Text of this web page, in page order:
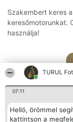
TURUL
07:11
Helló, örömmel
kattintson a
Szakembert keres
keresőmotorunkat.
használja!